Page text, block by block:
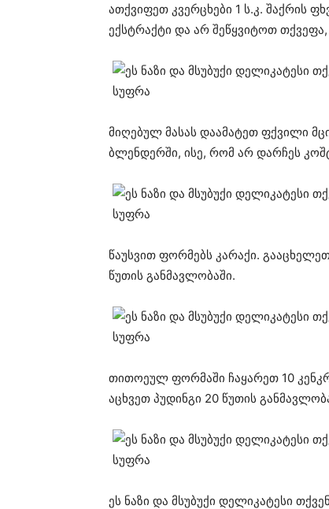
ათქვიფეთ კვერცხები 1 ს.კ. შაქრის
ექსტრაქტი და არ შეწყვიტოთ
მიღებულ მასას დაამატეთ ფქვილი
ბლენდერში, ისე, რომ არ დარჩეს
წაუსვით ფორმებს კარაქი.
წუთის განმავლობაში.
თითოეულ ფორმაში ჩაყარეთ 10
აცხვეთ პუდინგი 20 წუთის
ეს ნაზი და მსუბუქი დელიკატესი